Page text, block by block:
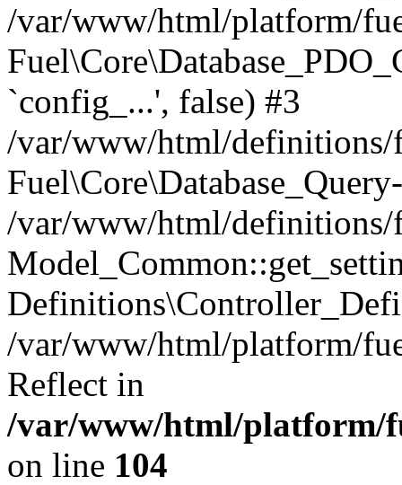
/var/www/html/platform/
`config_...', false) #3
/var/www/html/definitions/
/var/www/html/definitions/
/var/www/html/platform/
Reflect in
/var/www/html/platform/
on line 104